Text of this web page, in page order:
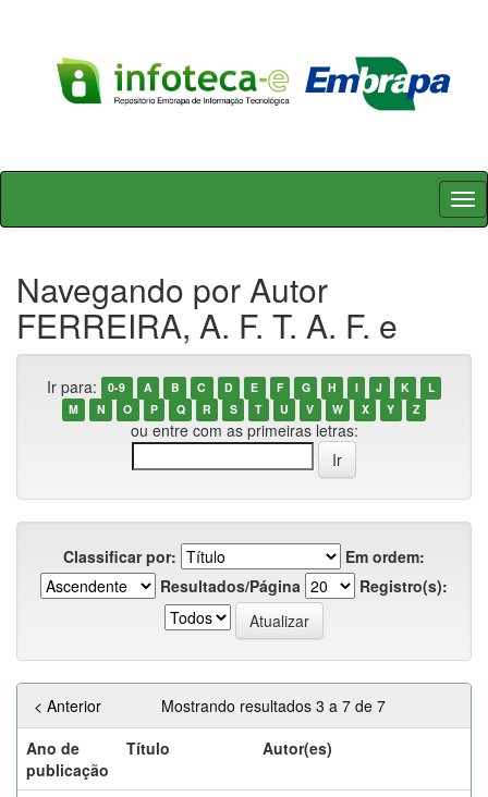
Skip
Navegando por Autor
FERREIRA, A. F. T. A. F. e
Ir para: 0-9 A B C D E F G H I J K
L
M
N O P Q R S T U V W X Y Z
ou entre com as primeiras letras:
Classificar por:
Em ordem:
Resultados/Página
Registro(s):
Mostrando resultados 3 a 7 de 7
< Anterior
Ano de
publicação
Título Autor(es)